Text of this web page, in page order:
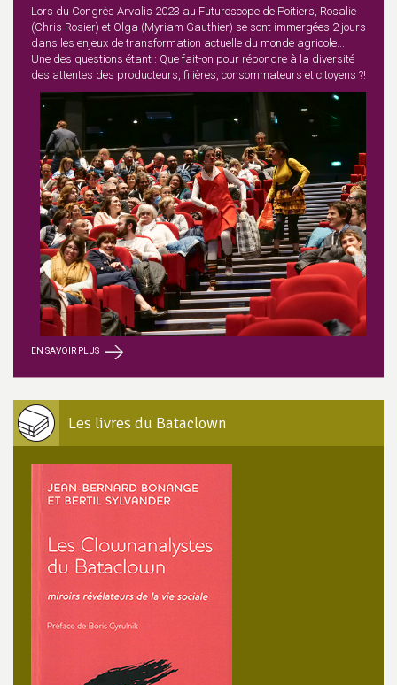
Lors du Congrès Arvalis 2023 au Futuroscope de Poitiers, Rosalie
(Chris Rosier) et Olga (Myriam Gauthier) se sont immergées 2 jours
dans les enjeux de transformation actuelle du monde agricole...
Une des questions étant : Que fait-on pour répondre à la diversité
des attentes des producteurs, filières, consommateurs et citoyens ?!
EN SAVOIR PLUS
Les livres du Bataclown